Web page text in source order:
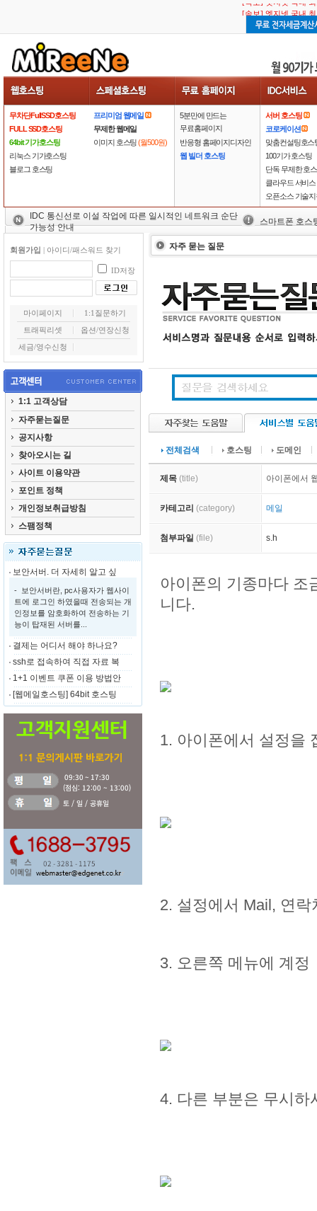
[속보] 엣지넷 국내
무차단FullSSD호스팅
FULL SSD호스팅
64bit 기가호스팅
리눅스 기가호스팅
블로그 호스팅
프리미엄 웹메일
무제한 웹메일
이미지 호스팅(월500원)
5분만에 만드는
무료홈페이지
반응형 홈페이지디자인
웹 빌더 호스팅
서버 호스팅
코로케이션
맞춤컨설팅호스
100기가 호스팅
단독 무제한 호
클라우드 서비스
오픈소스 기술
IDC 통신선로 이설 작업에 따른 일시적인 네트워크 순단
가능성 안내
스마트폰 호스
회원가입 | 아이디/패스워드 찾기
ID저장
마이페이지
1:1질문하기
트래픽리셋
옵션/연장신청
세금/영수신청
1:1 고객상담
자주묻는질문
공지사항
찾아오시는 길
사이트 이용약관
포인트 정책
개인정보취급방침
스팸정책
보안서버. 더 자세히 알고 싶
- 보안서버란, pc사용자가 웹사이
트에 로그인 하였을때 전송되는 개
인정보를 암호화하여 전송하는 기
능이 탑재된 서버를...
결제는 어디서 해야 하나요?
ssh로 접속하여 직접 자료 복
1+1 이벤트 쿠폰 이용 방법안
[웹메일호스팅] 64bit 호스팅
자주 묻는 질문
전체검색 호스팅 도메인
제목 (title) 아이폰에서
카테고리 (category) 메일
첨부파일 (file) s.h
아이폰의 기종마다 조
니다.
1. 아이폰에서 설정을
2. 설정에서 Mail, 연
3. 오른쪽 메뉴에 계
4. 다른 부분은 무시하